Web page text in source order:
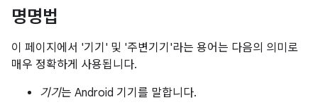
명명법
이 페이지에서 '기기' 및 '주변기기'라는 용어는 다음의 의미로
매우 정확하게 사용됩니다.
기기는 Android 기기를 말합니다.